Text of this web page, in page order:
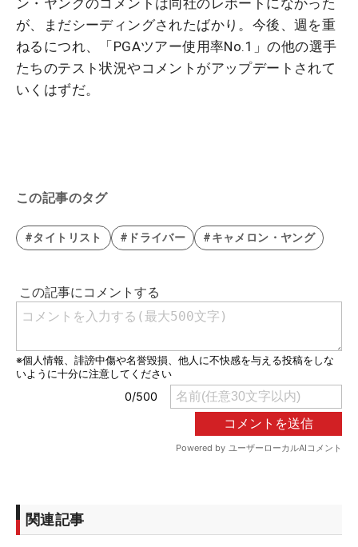
ン・ヤングのコメントは同社のレポートになかった
が、まだシーディングされたばかり。今後、週を重
ねるにつれ、「PGAツアー使用率No.1」の他の選手
たちのテスト状況やコメントがアップデートされて
いくはずだ。
この記事のタグ
#タイトリスト #ドライバー #キャメロン・ヤング
関連記事